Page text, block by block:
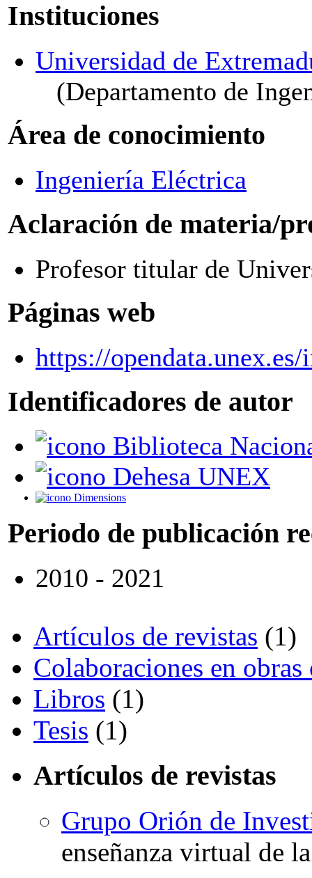
Instituciones
Universidad de
(Departamento de
Área de conocimiento
Ingeniería Eléctrica
Aclaración de materia/
Profesor titular de
Páginas web
https://
Identificadores de autor
Biblioteca
Dehesa UNEX
Dimensions
Periodo de publicación
2010 - 2021
Artículos de revistas (1)
Colaboraciones en
Libros (1)
Tesis (1)
Artículos de revistas
Grupo Orión de
enseñanza virtual de